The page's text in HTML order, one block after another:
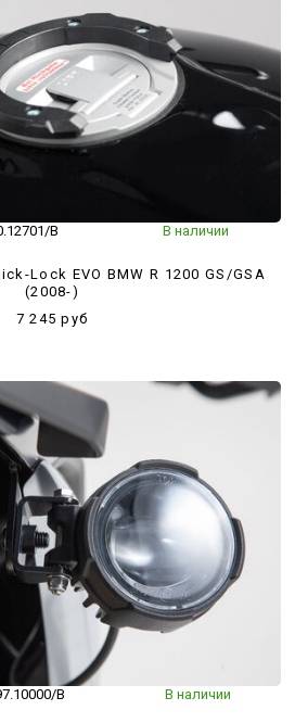
B В наличии
Lock EVO BMW R 1200 GS/GSA
(2008-)
7 245 руб
B В наличии